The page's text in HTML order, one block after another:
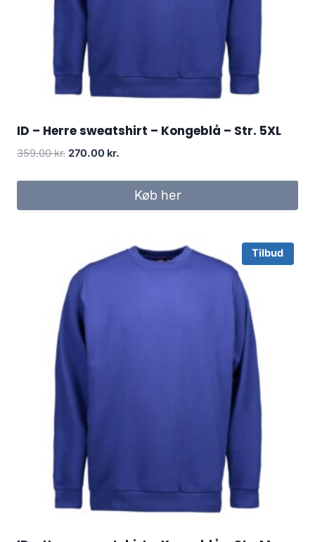
ID – Herre sweatshirt – Kongeblå – Str. 5XL
359.00kr. Original
was:
270.00 kr.
is:
270.00 kr..
Køb her
Tilbud